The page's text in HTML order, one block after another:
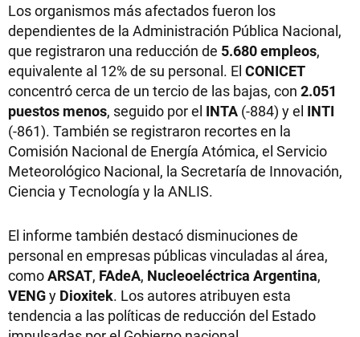
Los organismos más afectados fueron los
dependientes de la Administración Pública Nacional,
que registraron una reducción de 5.680 empleos,
equivalente al 12% de su personal. El CONICET
concentró cerca de un tercio de las bajas, con 2.051
puestos menos, seguido por el INTA (-884) y el INTI
(-861). También se registraron recortes en la
Comisión Nacional de Energía Atómica, el Servicio
Meteorológico Nacional, la Secretaría de Innovación,
Ciencia y Tecnología y la ANLIS.
El informe también destacó disminuciones de
personal en empresas públicas vinculadas al área,
comoARSAT, FAdeA, Nucleoeléctrica Argentina,
VENGy Dioxitek. Los autores atribuyen esta
tendencia a las políticas de reducción del Estado